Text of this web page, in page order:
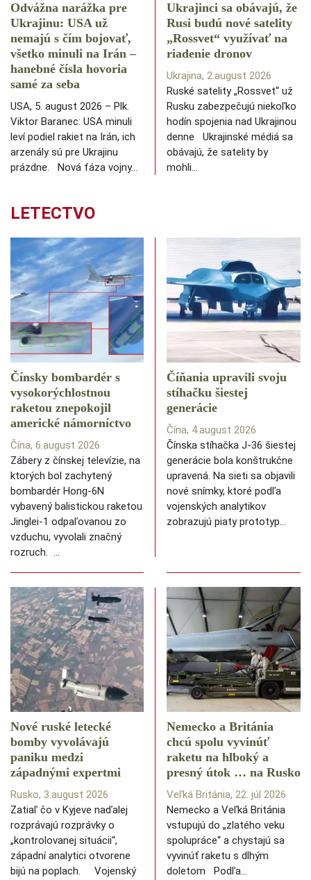
Odvážna narážka pre
Ukrajinu: USA už
nemajú s čím bojovať,
všetko minuli na Irán –
hanebné čísla hovoria
samé za seba
USA, 5. august 2026 – Plk.
Viktor Baranec: USA minuli
leví podiel rakiet na Irán, ich
arzenály sú pre Ukrajinu
prázdne. Nová fáza vojny…
Ukrajinci sa obávajú, že
Rusi budú nové satelity
„Rossvet“ využívať na
riadenie dronov
Ukrajina, 2.august 2026
Ruské satelity „Rossvet“ už
Rusku zabezpečujú niekoľko
hodín spojenia nad Ukrajinou
denne Ukrajinské médiá sa
obávajú, že satelity by
mohli…
LETECTVO
Čínsky bombardér s
vysokorýchlostnou
raketou znepokojil
americké námorníctvo
Čína, 6.august 2026
Zábery z čínskej televízie, na
ktorých bol zachytený
bombardér Hong-6N
vybavený balistickou raketou
Jinglei-1 odpaľovanou zo
vzduchu, vyvolali značný
rozruch. …
Číňania upravili svoju
stíhačku šiestej
generácie
Čína, 4.august 2026
Čínska stíhačka J-36 šiestej
generácie bola konštrukčne
upravená. Na sieti sa objavili
nové snímky, ktoré podľa
vojenských analytikov
zobrazujú piaty prototyp…
Nové ruské letecké
bomby vyvolávajú
paniku medzi
západnými expertmi
Rusko, 3.august 2026
Zatiaľ čo v Kyjeve naďalej
rozprávajú rozprávky o
„kontrolovanej situácii“,
západní analytici otvorene
bijú na poplach. Vojenský
Nemecko a Británia
chcú spolu vyvinúť
raketu na hlboký a
presný útok … na Rusko
Veľká Británia, 22. júl 2026
Nemecko a Veľká Británia
vstupujú do „zlatého veku
spolupráce“ a chystajú sa
vyvinúť raketu s dlhým
doletom Podľa…